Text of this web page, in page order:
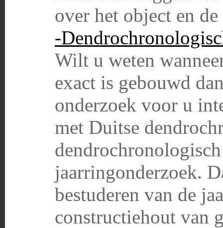
over het object en
-
Wilt u weten
exact is gebouwd
onderzoek voor u
met Duitse
jaarringonderzoek.
bestuderen van de
constructiehout van